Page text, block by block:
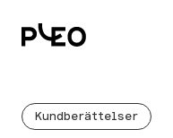
Kundberättelser